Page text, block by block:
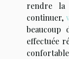
rendre la
continuer,
beaucoup
effectuée